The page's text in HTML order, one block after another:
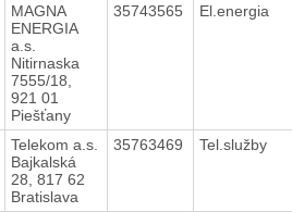
MAGNA
ENERGIA
a.s.
Nitirnaska
7555/18,
921 01
Piešťany
35743565 El.energia
Telekom a.s.
Bajkalská
28, 817 62
Bratislava
35763469 Tel.služby